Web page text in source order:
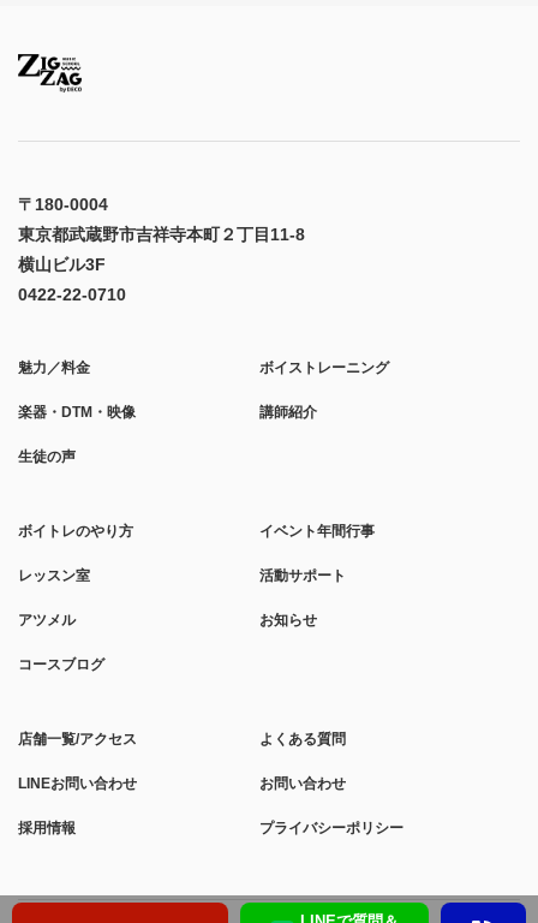
〒180-0004
東京都武蔵野市吉祥寺本町２丁目11-8
横山ビル3F
0422-22-0710
魅力／料金 ボイストレーニング
楽器・DTM・映像 講師紹介
生徒の声
ボイトレのやり方 イベント年間行事
レッスン室 活動サポート
アツメル お知らせ
コースブログ
店舗一覧/アクセス よくある質問
LINEお問い合わせ お問い合わせ
採用情報 プライバシーポリシー